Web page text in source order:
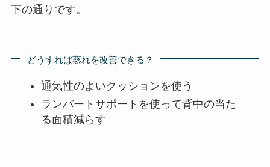
下の通りです。
どうすれば蒸れを改善できる？
通気性のよいクッションを使う
ランバートサポートを使って背中の当た
る面積減らす